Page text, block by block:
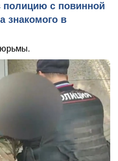
с повинной
знакомого в